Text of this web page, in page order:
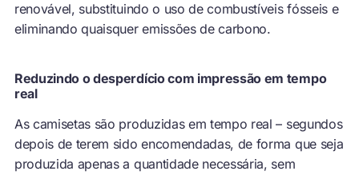
renovável, substituindo o uso de combustíveis fósseis e
eliminando quaisquer emissões de carbono.
Reduzindo o desperdício com impressão em tempo
real
As camisetas são produzidas em tempo real – segundos
depois de terem sido encomendadas, de forma que seja
produzida apenas a quantidade necessária, sem